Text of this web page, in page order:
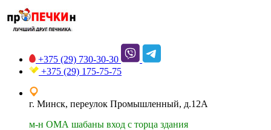
+375 (29) 730-30-30
+375 (29) 175-75-75
г. Минск, переулок Промышленный, д.12А
м-н ОМА шабаны вход с торца здания